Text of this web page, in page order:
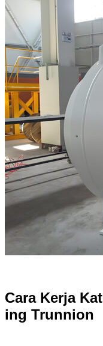
Cara Kerja
ing Trunnion